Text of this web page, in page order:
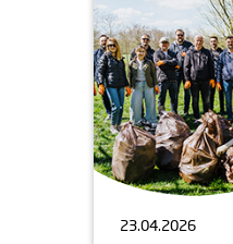
23.04.2026